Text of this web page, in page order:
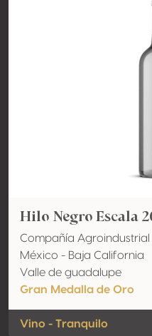
Hilo Negro Escala
Compañía Agroindustrial
México - Baja California
Valle de guadalupe
Gran Medalla de Oro
Vino - Tranquilo